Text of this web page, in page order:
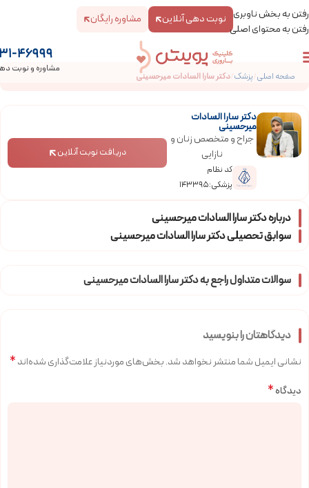
رفتن به بخش ناوبری
رفتن به محتوای اصلی
نوبت دهی آنلاین مشاوره رایگان
46999
مشاوره و نوبت
صفحه اصلی/پزشک/دکتر سارا السادات میرحسینی
دکتر سارا السادات
میرحسینی
جراح و متخصص زنان و
نازایی
کد نظام
پزشکی:143395
دریافت نوبت آنلاین
درباره دکتر سارا السادات میرحسینی
سوابق تحصیلی دکتر سارا السادات میرحسینی
سوالات متداول راجع به دکتر سارا السادات میرحسینی
دیدگاهتان را بنویسید
نشانی ایمیل شما منتشر نخواهد شد.بخش‌های موردنیاز علامت‌گذاری شده‌اند*
دیدگاه*